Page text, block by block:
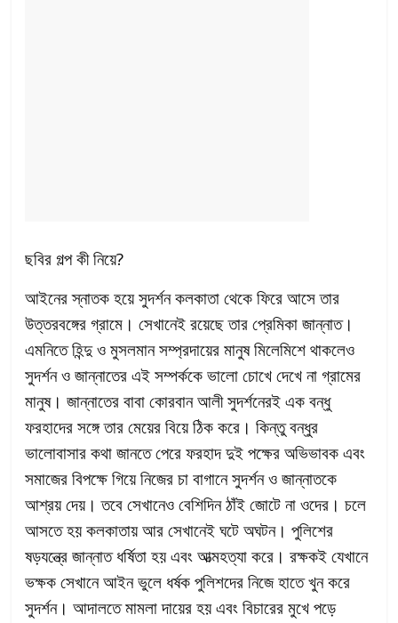
ছবির গল্প কী নিয়ে?
আইনের স্নাতক হয়ে সুদর্শন কলকাতা থেকে ফিরে আসে তার
উত্তরবঙ্গের গ্রামে। সেখানেই রয়েছে তার প্রেমিকা জান্নাত।
এমনিতে হিন্দু ও মুসলমান সম্প্রদায়ের মানুষ মিলেমিশে থাকলেও
সুদর্শন ও জান্নাতের এই সম্পর্ককে ভালো চোখে দেখে না গ্রামের
মানুষ। জান্নাতের বাবা কোরবান আলী সুদর্শনেরই এক বন্ধু
ফরহাদের সঙ্গে তার মেয়ের বিয়ে ঠিক করে। কিন্তু বন্ধুর
ভালোবাসার কথা জানতে পেরে ফরহাদ দুই পক্ষের অভিভাবক এবং
সমাজের বিপক্ষে গিয়ে নিজের চা বাগানে সুদর্শন ও জান্নাতকে
আশ্রয় দেয়। তবে সেখানেও বেশিদিন ঠাঁই জোটে না ওদের। চলে
আসতে হয় কলকাতায় আর সেখানেই ঘটে অঘটন। পুলিশের
ষড়যন্ত্রে জান্নাত ধর্ষিতা হয় এবং আত্মহত্যা করে। রক্ষকই যেখানে
ভক্ষক সেখানে আইন ভুলে ধর্ষক পুলিশদের নিজে হাতে খুন করে
সুদর্শন। আদালতে মামলা দায়ের হয় এবং বিচারের মুখে পড়ে